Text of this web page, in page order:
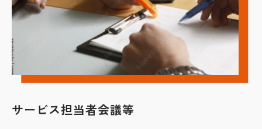
サービス担当者会議等